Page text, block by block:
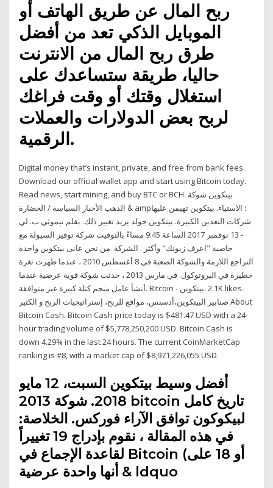
ربح المال عن طريق الهاتف أو
الموبايل الذكي تعد من أفضل
طرق ربح المال من الانترنت
حاليا، طريقة ستساعدك على
استغلال وقتك أو وقت فراغك
لربح بعض الدولارات والعملات
الرقمية.
Digital money that’s instant, private, and free from bank fees.
Download our official wallet app and start using Bitcoin today.
Read news, start mining, and buy BTC or BCH. بيتكوين شوكة
الذهب الأخبار السياسة / الحضارة & amp؛ الاستياء. بيتكوين تهيمن عليها
شركات التعدين الكبيرة. بيتكوين جولد يريد تغيير ذلك. بقلم تيموثي ب. لي
- 13 نوفمبر 2017 الساعة 9:45 مساءً بالتوقيت شركة توفير السيولة مع
خاصية "اعرف زبونك" وأكثر . الشركة. من نحن عانى بيتكوين واحدة
التراجع اللازمة والشوكة الصعبة في 8 أغسطس 2010 ، عندما ظهرت ثغرة
خطيرة في البروتوكول. في مارس 2013 ، حدثت شوكة قوية عرضية عندما
أنشأ عامل منجم كتلة كبيرة غير متوافقة. ‎Bitcoin - بيتكوين‎. 2.1K likes.
Bitcoin Cash. Bitcoin Cash price today is $481.47 USD with a 24-
hour trading volume of $5,778,250,200 USD. Bitcoin Cash is
down 4.29% in the last 24 hours. The current CoinMarketCap
ranking is #8, with a market cap of $8,971,226,055 USD.
أفضل وسيط بيتكوين السبت، 12 مايو
2018. شوكة 2013 bitcoin تاريخ كامل
لبيكوكون توافق الآراء فوركس. الخلاصة:
في هذه المقالة ، نقوم بإدراج 19 تغييراً
لقاعدة الإجماع في Bitcoin (أو 18 على
أنها واحدة عرضية & ldquo